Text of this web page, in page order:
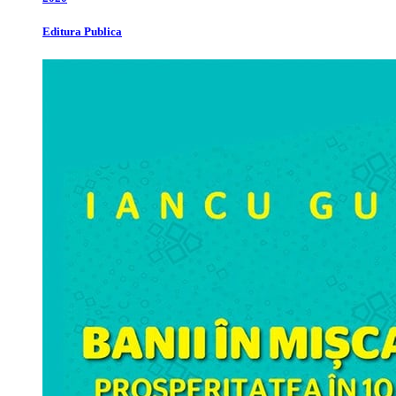
Editura Publica